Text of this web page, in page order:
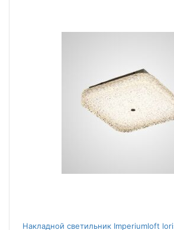
Накладной светильник Imperiumloft